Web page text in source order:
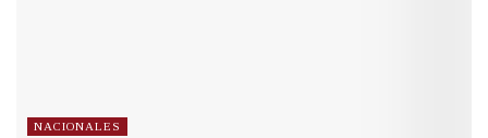
NACIONALES